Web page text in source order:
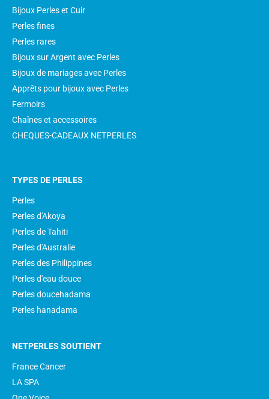
Bijoux Perles et Cuir
Perles fines
Perles rares
Bijoux sur Argent avec Perles
Bijoux de mariages avec Perles
Apprêts pour bijoux avec Perles
Fermoirs
Chaînes et accessoires
CHEQUES-CADEAUX NETPERLES
TYPES DE PERLES
Perles
Perles d'Akoya
Perles de Tahiti
Perles d'Australie
Perles des Philippines
Perles d'eau douce
Perles doucehadama
Perles hanadama
NETPERLES SOUTIENT
France Cancer
LA SPA